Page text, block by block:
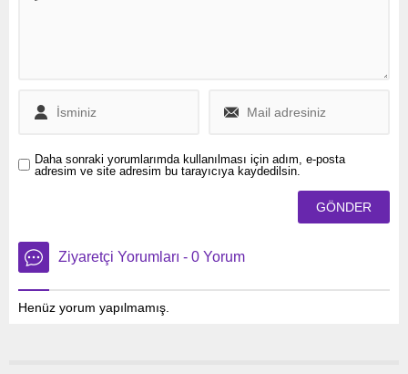
Daha sonraki yorumlarımda kullanılması için adım, e-posta
adresim ve site adresim bu tarayıcıya kaydedilsin.
Ziyaretçi Yorumları - 0 Yorum
Henüz yorum yapılmamış.